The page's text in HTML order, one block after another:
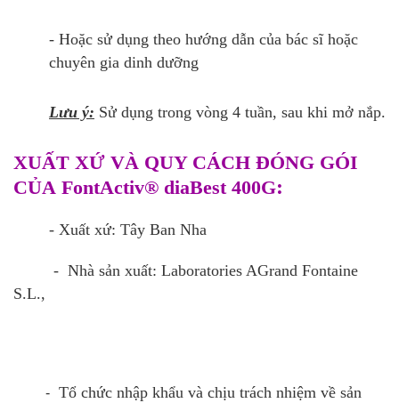
- Hoặc sử dụng theo hướng dẫn của bác sĩ hoặc
chuyên gia dinh dưỡng
Lưu ý: Sử dụng trong vòng 4 tuần, sau khi mở nắp.
XUẤT XỨ VÀ QUY CÁCH ĐÓNG GÓI
CỦA FontActiv® diaBest 400G:
- Xuất xứ: Tây Ban Nha
- Nhà sản xuất: Laboratories AGrand Fontaine
S.L.,
- Tổ chức nhập khẩu và chịu trách nhiệm về sản